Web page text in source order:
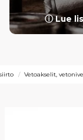
ⓘ Lue
Vetoakselit,